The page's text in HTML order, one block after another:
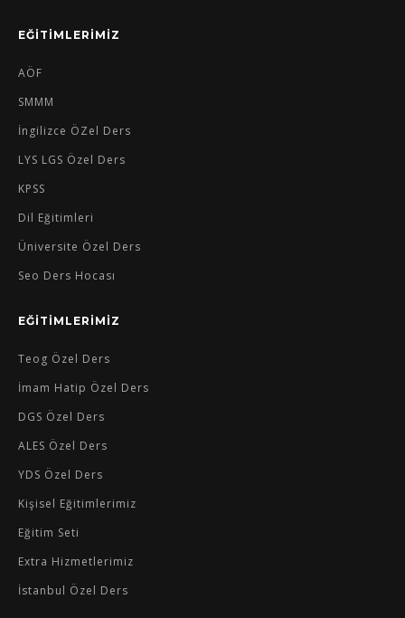
EĞİTİMLERİMİZ
AÖF
SMMM
İngilizce ÖZel Ders
LYS LGS Özel Ders
KPSS
Dil Eğitimleri
Üniversite Özel Ders
Seo Ders Hocası
EĞİTİMLERİMİZ
Teog Özel Ders
İmam Hatip Özel Ders
DGS Özel Ders
ALES Özel Ders
YDS Özel Ders
Kişisel Eğitimlerimiz
Eğitim Seti
Extra Hizmetlerimiz
İstanbul Özel Ders